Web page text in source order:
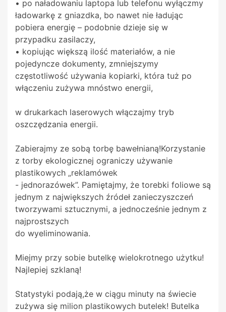
• po naładowaniu laptopa lub telefonu wyłączmy
ładowarkę z gniazdka, bo nawet nie ładując
pobiera energię – podobnie dzieje się w
przypadku zasilaczy,
• kopiując większą ilość materiałów, a nie
pojedyncze dokumenty, zmniejszymy
częstotliwość używania kopiarki, która tuż po
włączeniu zużywa mnóstwo energii,
w drukarkach laserowych włączajmy tryb
oszczędzania energii.
Zabierajmy ze sobą torbę bawełnianą!Korzystanie
z torby ekologicznej ograniczy używanie
plastikowych „reklamówek
- jednorazówek”. Pamiętajmy, że torebki foliowe są
jednym z największych źródeł zanieczyszczeń
tworzywami sztucznymi, a jednocześnie jednym z
najprostszych
do wyeliminowania.
Miejmy przy sobie butelkę wielokrotnego użytku!
Najlepiej szklaną!
Statystyki podają,że w ciągu minuty na świecie
zużywa się milion plastikowych butelek! Butelka